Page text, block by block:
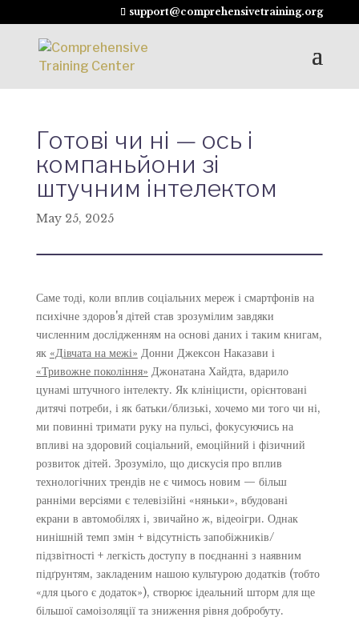
support@comprehensivetraining.org
Готові чи ні — ось і
компаньйони зі
штучним інтелектом
May 25, 2025
Саме тоді, коли вплив соціальних мереж і смартфонів на
психічне здоров'я дітей став зрозумілим завдяки
численним дослідженням на основі даних і таким книгам,
як «Дівчата на межі» Донни Джексон Наказави і
«Тривожне покоління» Джонатана Хайдта, вдарило
цунамі штучного інтелекту. Як клініцисти, орієнтовані
дитячі потреби, і як батьки/близькі, хочемо ми того чи ні,
ми повинні тримати руку на пульсі, фокусуючись на
впливі на здоровий соціальний, емоційний і фізичний
розвиток дітей. Зрозуміло, що дискусія про вплив
технологічних трендів не є чимось новим — більш
ранніми версіями є телевізійні «няньки», вбудовані
екрани в автомобілях і, звичайно ж, відеоігри. Однак
нинішній темп змін + відсутність запобіжників/
підзвітності + легкість доступу в поєднанні з наявним
підґрунтям, закладеним нашою культурою додатків (тобто
«для цього є додаток»), створює ідеальний шторм для ще
більшої самоізоляції та зниження рівня добробуту.